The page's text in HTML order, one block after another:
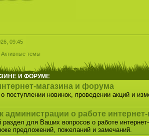
09:45
Активные темы
И ФОРУМЕ
магазина и форума
поступлении новинок, проведении акций и
администрации о работе интернет-
для Ваших вопросов о работе
предложений, пожеланий и замечаний.